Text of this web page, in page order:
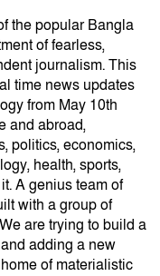
the popular Bangla
of fearless,
journalism. This
time news updates
from May 10th
and abroad,
politics, economics,
health, sports,
A genius team of
with a group of
are trying to build a
adding a new
of materialistic